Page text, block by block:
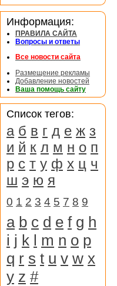
Информация:
ПРАВИЛА САЙТА
Вопросы и ответы
Все новости сайта
Размещение рекламы
Добавление новостей
Ваша помощь сайту
Список тегов:
а б в г д е ж з
и й к л м н о п
р с т у ф х ц ч
ш э ю я
0 1 2 3 4 5 7 8 9
a b c d e f g h
i j k l m n o p
q r s t u v w x
y z #